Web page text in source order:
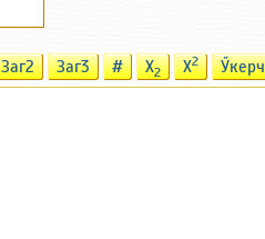
Заг2 Заг3 # X2 X2